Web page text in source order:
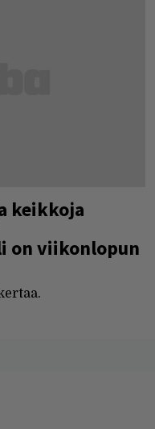
keikkoja
on viikonlopun